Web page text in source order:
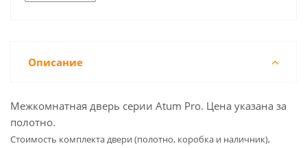
Описание
Межкомнатная дверь серии Atum Pro. Цена указана за
полотно.
Cтоимость комплекта двери (полотно, коробка и наличник),